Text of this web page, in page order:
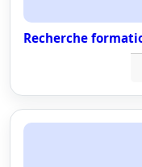
Recherche